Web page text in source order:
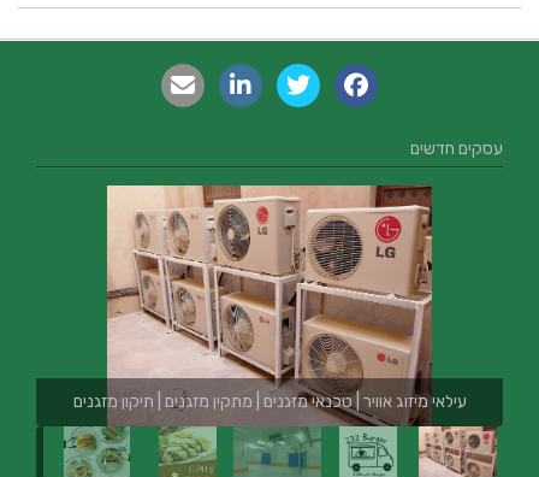
עסקים חדשים
עילאי מיזוג אוויר | טכנאי מזגנים | מתקין מזגנים | תיקון מזגנים